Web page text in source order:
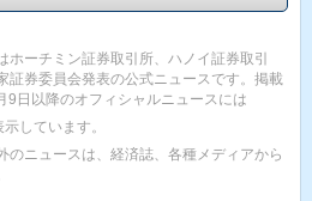
ーチミン証券取引所、ハノイ証券取引
証券委員会発表の公式ニュースです。掲載
9日以降のオフィシャルニュースには
しています。
ニュースは、経済誌、各種メディアから